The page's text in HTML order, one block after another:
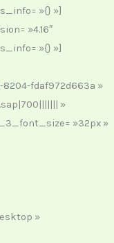
»{} »]
»4.16″
»{} »]
fdaf972d663a »
»
»32px »
»